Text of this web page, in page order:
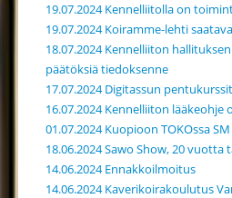
19.07.2024 Kennelliitolla on
19.07.2024 Koiramme-lehti
18.07.2024 Kennelliiton
päätöksiä tiedoksenne
17.07.2024 Digitassun
16.07.2024 Kennelliiton
01.07.2024 Kuopioon TOKOssa
18.06.2024 Sawo Show, 20
14.06.2024 Ennakkoilmoitus
14.06.2024 Kaverikoirakoulutus